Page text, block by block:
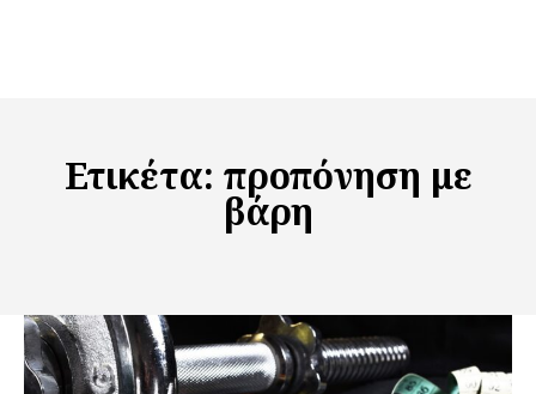
Ετικέτα: προπόνηση με
βάρη